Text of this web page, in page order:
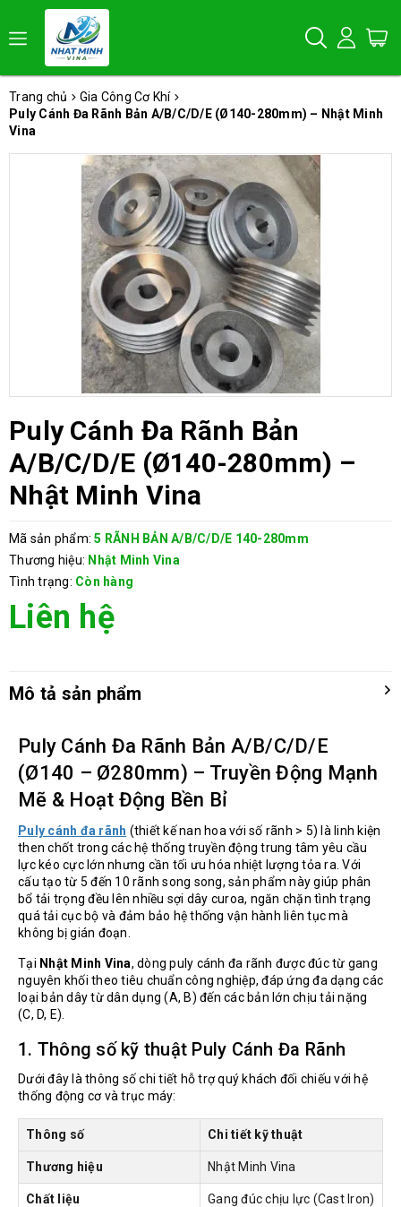
Trang chủ
Gia Công Cơ Khí
Puly Cánh Đa Rãnh Bản A/B/C/D/E (Ø140-280mm) – Nhật Minh
Vina
Puly Cánh Đa Rãnh Bản
A/B/C/D/E (Ø140-280mm) –
Nhật Minh Vina
Mã sản phẩm: 5 RÃNH BẢN A/B/C/D/E 140-280mm
Thương hiệu: Nhật Minh Vina
Tình trạng: Còn hàng
Liên hệ
Mô tả sản phẩm
Puly Cánh Đa Rãnh Bản A/B/C/D/E
(Ø140 – Ø280mm) – Truyền Động Mạnh
Mẽ & Hoạt Động Bền Bỉ
Puly cánh đa rãnh (thiết kế nan hoa với số rãnh > 5) là linh kiện
then chốt trong các hệ thống truyền động trung tâm yêu cầu
lực kéo cực lớn nhưng cần tối ưu hóa nhiệt lượng tỏa ra. Với
cấu tạo từ 5 đến 10 rãnh song song, sản phẩm này giúp phân
bổ tải trọng đều lên nhiều sợi dây curoa, ngăn chặn tình trạng
quá tải cục bộ và đảm bảo hệ thống vận hành liên tục mà
không bị gián đoạn.
Tại Nhật Minh Vina, dòng puly cánh đa rãnh được đúc từ gang
nguyên khối theo tiêu chuẩn công nghiệp, đáp ứng đa dạng các
loại bản dây từ dân dụng (A, B) đến các bản lớn chịu tải nặng
(C, D, E).
1. Thông số kỹ thuật Puly Cánh Đa Rãnh
Dưới đây là thông số chi tiết hỗ trợ quý khách đối chiếu với hệ
thống động cơ và trục máy:
Thông số Chi tiết kỹ thuật
Thương hiệu Nhật Minh Vina
Chất liệu Gang đúc chịu lực (Cast Iron)